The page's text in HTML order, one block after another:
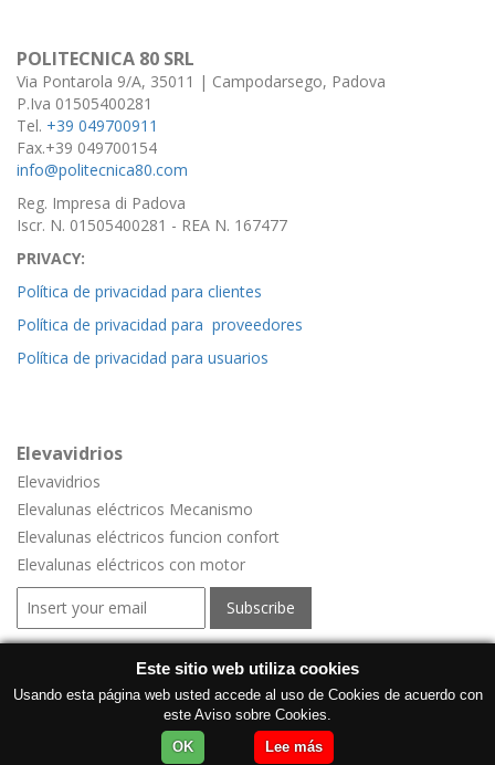
POLITECNICA 80 SRL
Via Pontarola 9/A, 35011 | Campodarsego, Padova
P.Iva 01505400281
Tel. +39 049700911
Fax.+39 049700154
info@politecnica80.com
Reg. Impresa di Padova
Iscr. N. 01505400281 - REA N. 167477
PRIVACY:
Política de privacidad para clientes
Política de privacidad para proveedores
Política de privacidad para usuarios
Elevavidrios
Elevavidrios
Elevalunas eléctricos Mecanismo
Elevalunas eléctricos funcion confort
Elevalunas eléctricos con motor
Ventana electricas para vehículos
Ventana electricas para vehículos
Producción elevalunas eléctricos
Elevalunas para coches
Este sitio web utiliza cookies
Usando esta página web usted accede al uso de Cookies de acuerdo con
este Aviso sobre Cookies.
OK
Lee más